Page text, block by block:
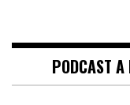
PODCAST A